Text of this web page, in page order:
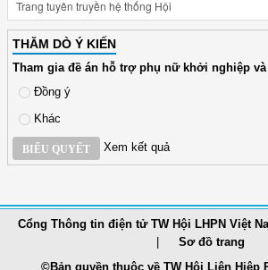
THĂM DÒ Ý KIẾN
Tham gia đề án hỗ trợ phụ nữ khởi nghiệp
Đồng ý
Khác
BIỂU QUYẾT Xem kết quả
Cổng Thông tin điện tử TW Hội LHPN Việt
Sơ đồ trang
©Bản quyền thuộc về TW Hội Liên Hiệp